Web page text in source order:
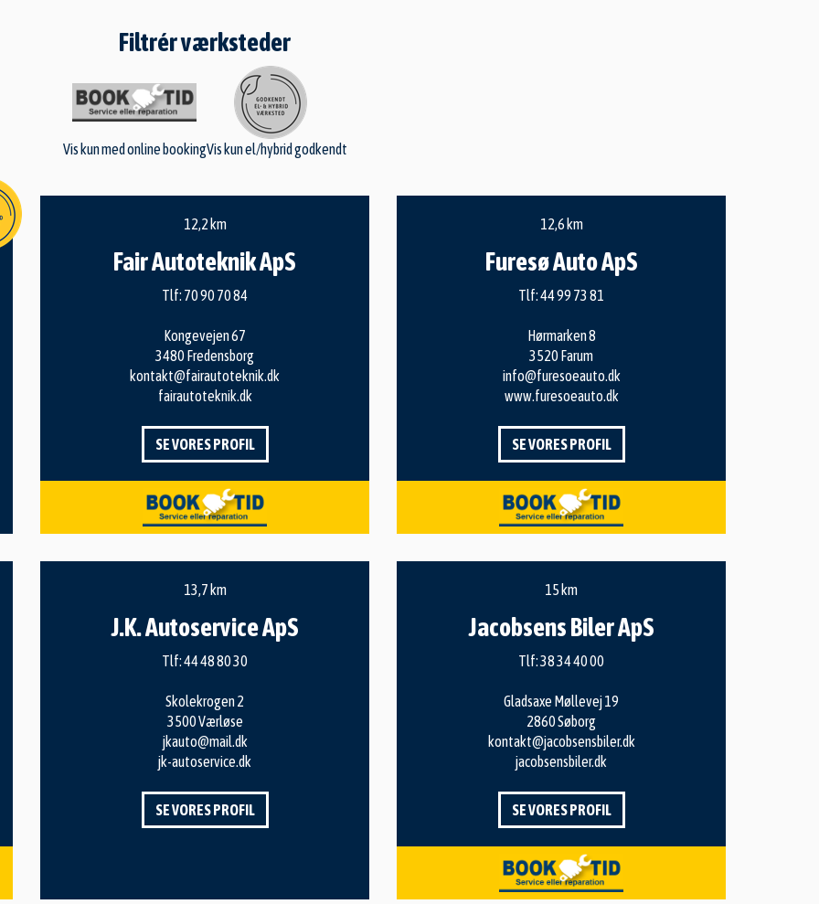
Filtrér værksteder
Vis kun med online bookingVis kun el/hybrid godkendt
12,2 km
Fair Autoteknik ApS
Tlf: 70 90 70 84
Kongevejen 67
3480 Fredensborg
kontakt@fairautoteknik.dk
fairautoteknik.dk
SE VORES PROFIL
12,6 km
Furesø Auto ApS
Tlf:44 99 73 81
Hørmarken 8
3520 Farum
info@furesoeauto.dk
www.furesoeauto.dk
SE VORES PROFIL
13,7 km
J.K. Autoservice ApS
Tlf:44 48 80 30
Skolekrogen 2
3500 Værløse
jkauto@mail.dk
jk-autoservice.dk
SE VORES PROFIL
15 km
Jacobsens Biler ApS
Tlf:38 34 40 00
Gladsaxe Møllevej 19
2860 Søborg
kontakt@jacobsensbiler.dk
jacobsensbiler.dk
SE VORES PROFIL